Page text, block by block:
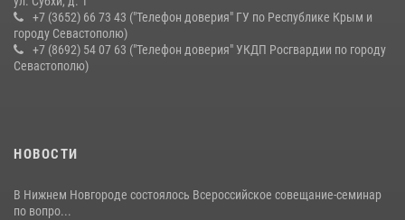
+7 (3652) 66 73 43 ("Телефон доверия" ГУ по Республике Крым и
городу Севастополю)
+7 (8692) 54 07 63 ("Телефон доверия" УКДП Росгвардии по городу
Севастополю)
НОВОСТИ
В Нижнем Новгороде состоялось Всероссийское совещание-семинар
по вопро...